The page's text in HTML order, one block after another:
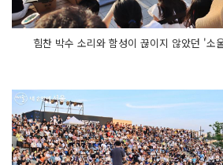
힘찬 박수 소리와 함성이 끊이지 않았던 '